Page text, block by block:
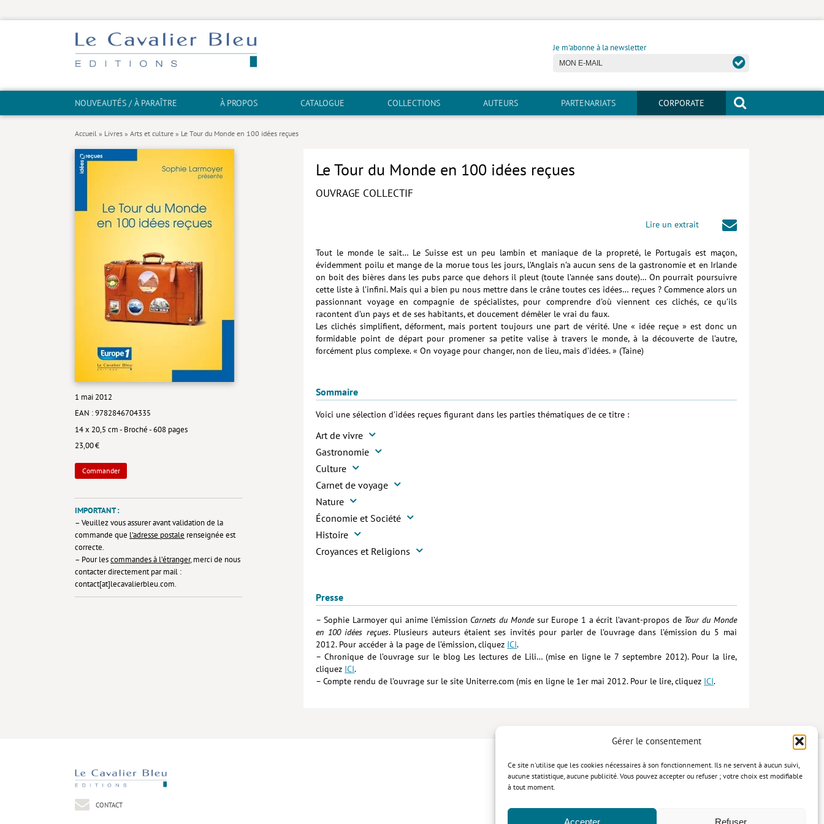
Gérer le consentement
Ce site n'utilise que les cookies nécessaires à son fonctionnement. Ils ne servent à aucun suivi,
aucune statistique, aucune publicité. Vous pouvez accepter ou refuser ; votre choix est modifiable
à tout moment.
Accepter Refuser
Je m'abonne à la newsletter
NOUVEAUTÉS / À PARAÎTRE À PROPOS CATALOGUE COLLECTIONS AUTEURS PARTENARIATS CORPORATE
Accueil » Livres » Arts et culture » Le Tour du Monde en 100 idées reçues
1 mai 2012
EAN : 9782846704335
14 x 20,5 cm - Broché - 608 pages
23,00 €
Commander
IMPORTANT :
– Veuillez vous assurer avant validation de la
commande que l’adresse postale renseignée est
correcte.
– Pour lescommandes à l’étranger, merci de nous
contacter directement par mail :
contact[at]lecavalierbleu.com.
Le Tour du Monde en 100 idées reçues
OUVRAGE COLLECTIF
Lire un extrait
Tout le monde le sait… Le Suisse est un peu lambin et maniaque de la propreté, le Portugais est maçon,
évidemment poilu et mange de la morue tous les jours, l’Anglais n’a aucun sens de la gastronomie et en Irlande
on boit des bières dans les pubs parce que dehors il pleut (toute l’année sans doute)… On pourrait poursuivre
cette liste à l’infini. Mais qui a bien pu nous mettre dans le crâne toutes ces idées… reçues ? Commence alors un
passionnant voyage en compagnie de spécialistes, pour comprendre d’où viennent ces clichés, ce qu’ils
racontent d’un pays et de ses habitants, et doucement démêler le vrai du faux.
Les clichés simplifient, déforment, mais portent toujours une part de vérité. Une « idée reçue » est donc un
formidable point de départ pour promener sa petite valise à travers le monde, à la découverte de l’autre,
forcément plus complexe. « On voyage pour changer, non de lieu, mais d’idées. » (Taine)
Sommaire
Voici une sélection d’idées reçues figurant dans les parties thématiques de ce titre :
Art de vivre
Gastronomie
Culture
Carnet de voyage
Nature
Économie et Société
Histoire
Croyances et Religions
Presse
– Sophie Larmoyer qui anime l’émission Carnets du Mondesur Europe 1 a écrit l’avant-propos de Tour du Monde
en 100 idées reçues. Plusieurs auteurs étaient ses invités pour parler de l’ouvrage dans l’émission du 5 mai
2012. Pour accéder à la page de l’émission, cliquez ICI.
– Chronique de l’ouvrage sur le blog Les lectures de Lili… (mise en ligne le 7 septembre 2012). Pour la lire,
cliquez ICI.
– Compte rendu de l’ouvrage sur le site Uniterre.com (mis en ligne le 1er mai 2012. Pour le lire, cliquez ICI.
CONTACT